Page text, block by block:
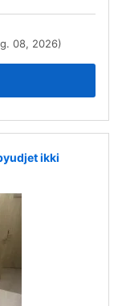
08, 2026)
ikki